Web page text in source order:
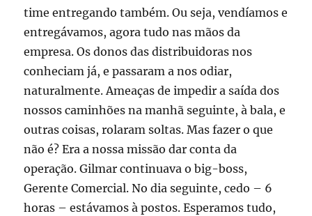
time entregando também. Ou seja, vendíamos e
entregávamos, agora tudo nas mãos da
empresa. Os donos das distribuidoras nos
conheciam já, e passaram a nos odiar,
naturalmente. Ameaças de impedir a saída dos
nossos caminhões na manhã seguinte, à bala, e
outras coisas, rolaram soltas. Mas fazer o que
não é? Era a nossa missão dar conta da
operação. Gilmar continuava o big-boss,
Gerente Comercial. No dia seguinte, cedo – 6
horas – estávamos à postos. Esperamos tudo,